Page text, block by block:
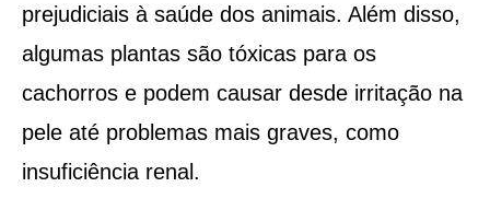
prejudiciais à saúde dos animais. Além disso,
algumas plantas são tóxicas para os
cachorros e podem causar desde irritação na
pele até problemas mais graves, como
insuficiência renal.